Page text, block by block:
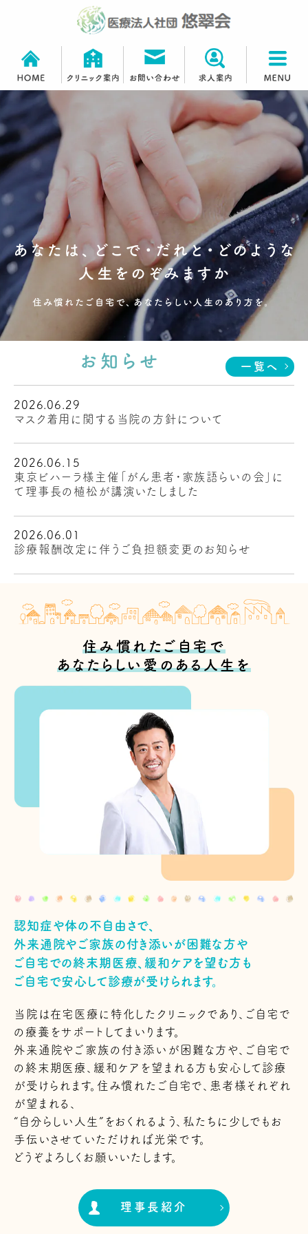
お知らせ 一覧へ
2026.06.29
マスク着用に関する当院の方針について
2026.06.15
東京ビハーラ様主催「がん患者・家族語らいの会」に
て理事長の植松が講演いたしました
2026.06.01
診療報酬改定に伴うご負担額変更のお知らせ
住み慣れたご自宅で
あなたらしい愛のある人生を
認知症や体の不自由さで、
外来通院やご家族の付き添いが困難な方や
ご自宅での終末期医療、緩和ケアを望む方も
ご自宅で安心して診療が受けられます。
当院は在宅医療に特化したクリニックであり、ご自宅で
の療養をサポートしてまいります。
外来通院やご家族の付き添いが困難な方や、ご自宅で
の終末期医療、緩和ケアを望まれる方も安心して診療
が受けられます。住み慣れたご自宅で、患者様それぞれ
が望まれる、
“自分らしい人生”をおくれるよう、私たちに少しでもお
手伝いさせていただければ光栄です。
どうぞよろしくお願いいたします。
理事長紹介